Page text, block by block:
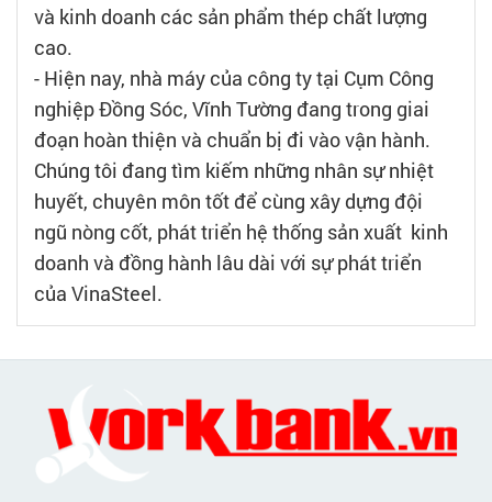
và kinh doanh các sản phẩm thép chất lượng
cao.
- Hiện nay, nhà máy của công ty tại Cụm Công
nghiệp Đồng Sóc, Vĩnh Tường đang trong giai
đoạn hoàn thiện và chuẩn bị đi vào vận hành.
Chúng tôi đang tìm kiếm những nhân sự nhiệt
huyết, chuyên môn tốt để cùng xây dựng đội
ngũ nòng cốt, phát triển hệ thống sản xuất kinh
doanh và đồng hành lâu dài với sự phát triển
của VinaSteel.